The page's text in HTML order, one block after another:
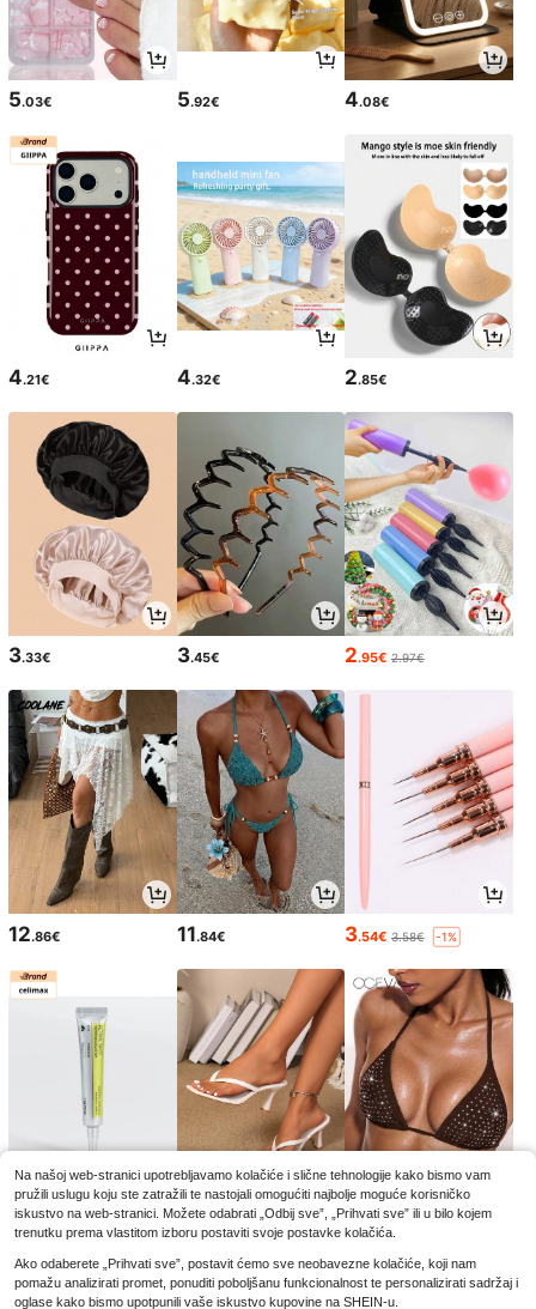
5.03€ 5.92€ 4.08€
4.21€ 4.32€ 2.85€
3.33€ 3.45€ 2.95€ 2.97€
12.86€ 11.84€ 3.54€ 3.58€ -1%
10.79€ 11.99€ -10% 12.81€ 8.49€8.99€ -5%
Na našoj web-stranici upotrebljavamo kolačiće i slične tehnologije kako bismo vam
pružili uslugu koju ste zatražili te nastojali omogućiti najbolje moguće korisničko
iskustvo na web-stranici. Možete odabrati „Odbij sve”, „Prihvati sve” ili u bilo kojem
trenutku prema vlastitom izboru postaviti svoje postavke kolačića.
Ako odaberete „Prihvati sve”, postavit ćemo sve neobavezne kolačiće, koji nam
pomažu analizirati promet, ponuditi poboljšanu funkcionalnost te personalizirati sadržaj i
oglase kako bismo upotpunili vaše iskustvo kupovine na SHEIN-u.